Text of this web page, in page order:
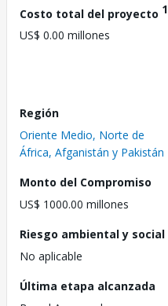
Costo total del proyecto 1
US$ 0.00 millones
Región
Oriente Medio, Norte de
África, Afganistán y Pakistán
Monto del Compromiso
US$ 1000.00 millones
Riesgo ambiental y social
No aplicable
Última etapa alcanzada